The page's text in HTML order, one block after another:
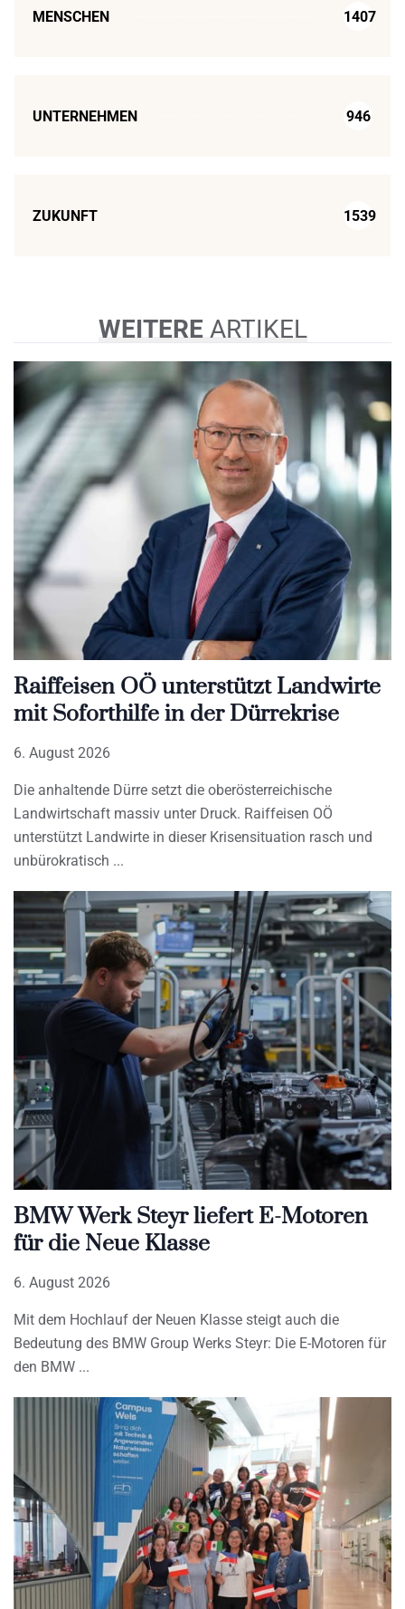
MENSCHEN 1407
UNTERNEHMEN 946
ZUKUNFT 1539
WEITEREARTIKEL
Raiffeisen OÖ unterstützt Landwirte
mit Soforthilfe in der Dürrekrise
6. August 2026
Die anhaltende Dürre setzt die oberösterreichische
Landwirtschaft massiv unter Druck. Raiffeisen OÖ
unterstützt Landwirte in dieser Krisensituation rasch und
unbürokratisch
BMW Werk Steyr liefert E-Motoren
für die Neue Klasse
6. August 2026
Mit dem Hochlauf der Neuen Klasse steigt auch die
Bedeutung des BMW Group Werks Steyr: Die E-Motoren für
den BMW